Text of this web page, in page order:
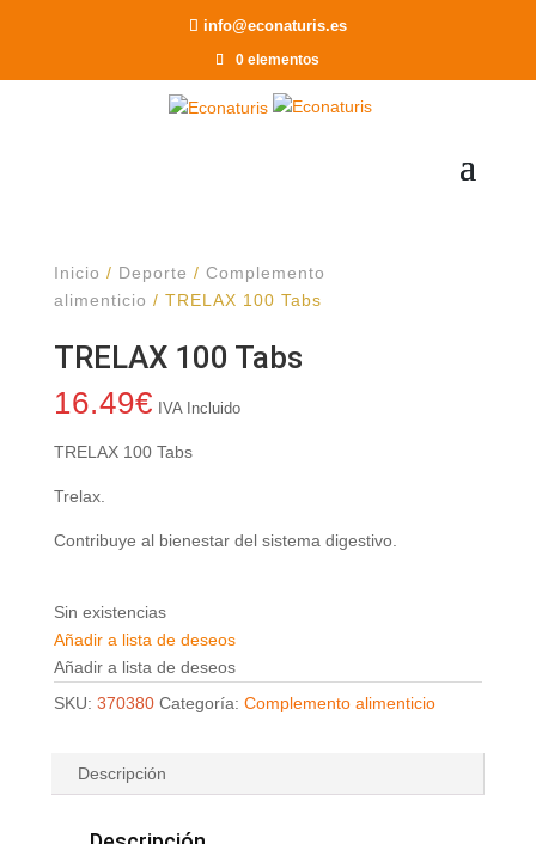
info@econaturis.es
0 elementos
Inicio / Deporte / Complemento
alimenticio / TRELAX 100 Tabs
TRELAX 100 Tabs
16.49€ IVA Incluido
TRELAX 100 Tabs
Trelax.
Contribuye al bienestar del sistema digestivo.
Sin existencias
Añadir a lista de deseos
Añadir a lista de deseos
SKU: 370380 Categoría: Complemento alimenticio
Descripción